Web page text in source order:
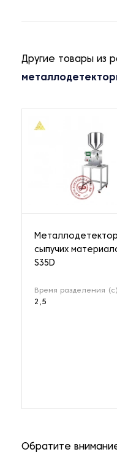
Другие товары из
сыпучих
S35D
Время разделения (с)
2,5
Обратите